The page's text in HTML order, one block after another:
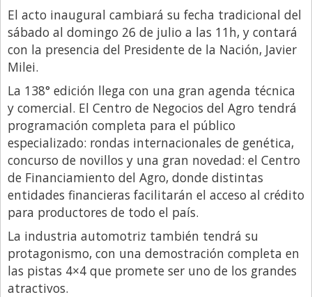
El acto inaugural cambiará su fecha tradicional del
sábado al domingo 26 de julio a las 11h, y contará
con la presencia del Presidente de la Nación, Javier
Milei.
La 138° edición llega con una gran agenda técnica
y comercial. El Centro de Negocios del Agro tendrá
programación completa para el público
especializado: rondas internacionales de genética,
concurso de novillos y una gran novedad: el Centro
de Financiamiento del Agro, donde distintas
entidades financieras facilitarán el acceso al crédito
para productores de todo el país.
La industria automotriz también tendrá su
protagonismo, con una demostración completa en
las pistas 4×4 que promete ser uno de los grandes
atractivos.